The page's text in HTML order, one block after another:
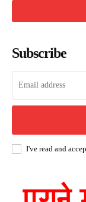
Subscribe
I've read and